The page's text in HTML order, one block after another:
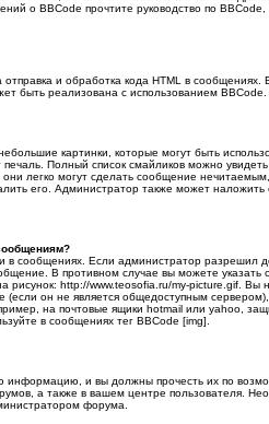
о BBCode прочтите руководство по
и обработка кода HTML в сообщениях.
быть реализована с использованием BBCode.
картинки, которые могут быть
печаль. Полный список смайликов можно
они легко могут сделать сообщение
его. Администратор также может наложить
в сообщениях. Если администратор разрешил
В противном случае вы можете указать
рисунок: http://www.teosofia.ru/my-picture.gif. Вы
он не является общедоступным
на почтовые ящики hotmail или yahoo,
в сообщениях тег BBCode [img].
информацию, и вы должны прочесть их по
а также в вашем центре пользователя.
форума.